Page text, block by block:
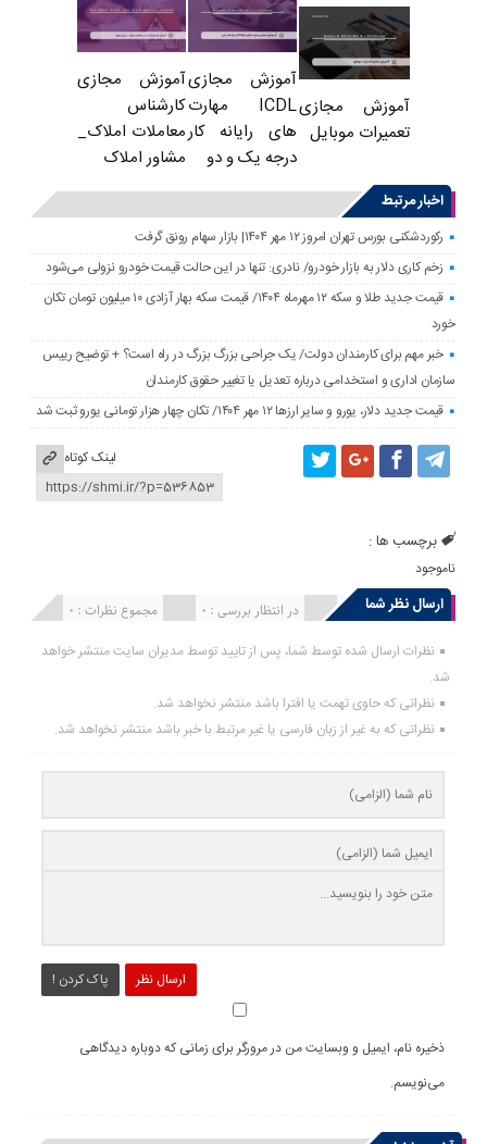
آموزش مجازی
تعمیرات موبایل
آموزش مجازی
ICDL مهارت
های رایانه کار
درجه یک و دو
آموزش مجازی
کارشناس
معاملات املاک_
مشاور املاک
اخبار مرتبط
رکوردشکنی بورس تهران امروز ۱۲ مهر ۱۴۰۴| بازار سهام رونق گرفت
زخم کاری دلار به بازار خودرو/ نادری: تنها در این حالت قیمت خودرو نزولی می‌شود
قیمت جدید طلا و سکه ۱۲ مهرماه ۱۴۰۴/ قیمت سکه بهار آزادی ۱۰ میلیون تومان تکان
خورد
خبر مهم برای کارمندان دولت/ یک جراحی بزرگ بزرگ در راه است؟ + توضیح رییس
سازمان اداری و استخدامی درباره تعدیل یا تغییر حقوق کارمندان
قیمت جدید دلار، یورو و سایر ارزها ۱۲ مهر ۱۴۰۴/ تکان چهار هزار تومانی یورو ثبت شد
لینک کوتاه
برچسب ها :
ناموجود
ارسال نظر شما مجموع نظرات : 0 در انتظار بررسی : 0 انتشار یافته : 0
نظرات ارسال شده توسط شما، پس از تایید توسط مدیران سایت منتشر خواهد
شد.
نظراتی که حاوی تهمت یا افترا باشد منتشر نخواهد شد.
نظراتی که به غیر از زبان فارسی یا غیر مرتبط با خبر باشد منتشر نخواهد شد.
ارسال نظر پاک کردن !
ذخیره نام، ایمیل و وبسایت من در مرورگر برای زمانی که دوباره دیدگاهی
می‌نویسم.